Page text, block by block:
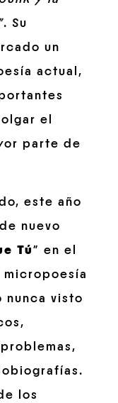
. Su
un
actual,
el
parte de
este año
nuevo
Tú” en el
nunca visto
los